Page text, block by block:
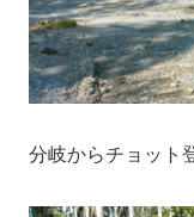
分岐からチョット